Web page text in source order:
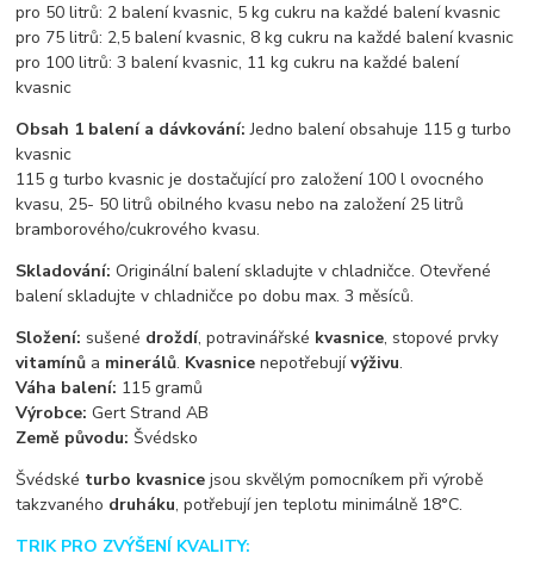
pro 50 litrů: 2 balení kvasnic, 5 kg cukru na každé balení kvasnic
pro 75 litrů: 2,5 balení kvasnic, 8 kg cukru na každé balení kvasnic
pro 100 litrů: 3 balení kvasnic, 11 kg cukru na každé balení
kvasnic
Obsah 1 balení a dávkování: Jedno balení obsahuje 115 g turbo
kvasnic
115 g turbo kvasnic je dostačující pro založení 100 l ovocného
kvasu, 25- 50 litrů obilného kvasu nebo na založení 25 litrů
bramborového/cukrového kvasu.
Skladování: Originální balení skladujte v chladničce. Otevřené
balení skladujte v chladničce po dobu max. 3 měsíců.
Složení: sušené droždí, potravinářské kvasnice, stopové prvky
vitamínů a minerálů. Kvasnice nepotřebujívýživu.
Váha balení: 115 gramů
Výrobce: Gert Strand AB
Země původu: Švédsko
Švédské turbo kvasnice jsou skvělým pomocníkem při výrobě
takzvaného druháku, potřebují jen teplotu minimálně 18°C.
TRIK PRO ZVÝŠENÍ KVALITY: